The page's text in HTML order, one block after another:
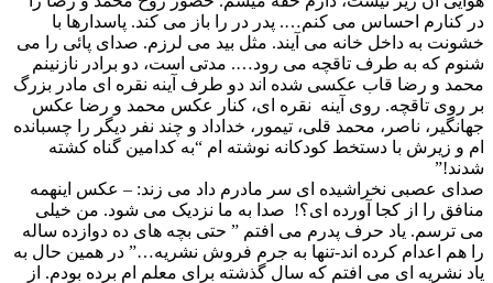
در کنارم احساس می کنم…. پدر در را باز می کند. پاسدارها با
خشونت به داخل خانه می آیند. مثل بید می لرزم. صدای پائی را می
شنوم که به طرف تاقچه می رود…. مدتی است، دو برادر نازنینم
محمد و رضا قاب عکسی شده اند دو طرف آینه نقره ای مادر بزرگ
بر روی تاقچه. روی آینه نقره ای، کنار عکس محمد و رضا عکس
جهانگیر، ناصر، محمد قلی، تیمور، خداداد و چند نفر دیگر را چسبانده
ام و زیرش با دستخط کودکانه نوشته ام “به کدامین گناه کشته
شدند!”
صدای عصبی نخراشیده ای سر مادرم داد می زند: – عکس اینهمه
منافق را از کجا آورده ای؟! صدا به ما نزدیک می شود. من خیلی
می ترسم. یاد حرف پدرم می افتم ” حتی بچه های ده دوازده ساله
را هم اعدام کرده اند-تنها به جرم فروش نشریه…” در همین حال به
یاد نشریه ای می افتم که سال گذشته برای معلم ام برده بودم. از